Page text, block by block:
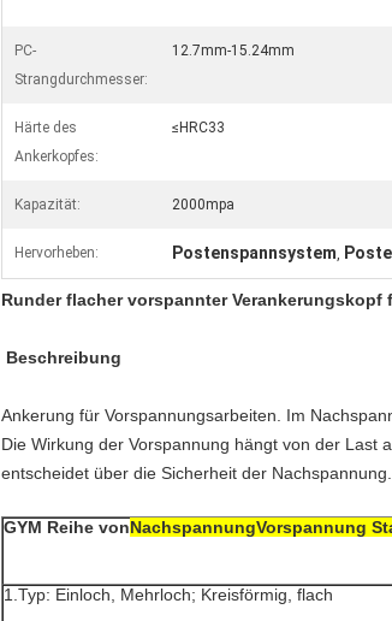
PC-
Strangdurchmesser:
12.7mm-15.24mm
Härte des
Ankerkopfes:
≤HRC33
Kapazität: 2000mpa
Hervorheben: Postenspannsystem,
Runder flacher vorspannter
Beschreibung
Ankerung für Vorspannungsarbeiten. Im
Die Wirkung der Vorspannung hängt von der Last
entscheidet über die Sicherheit der Nachspannung.
GYM Reihe vonNachspannungVorspannung
1.Typ: Einloch, Mehrloch; Kreisförmig, flach